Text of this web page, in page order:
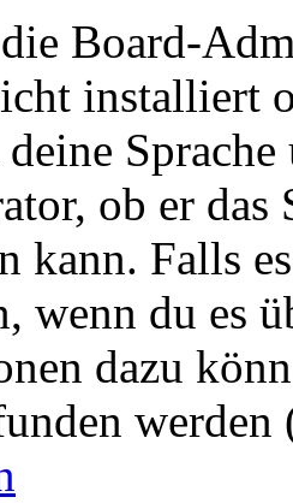
Board-
installiert
ob er das
kann. Falls
wenn du es
dazu